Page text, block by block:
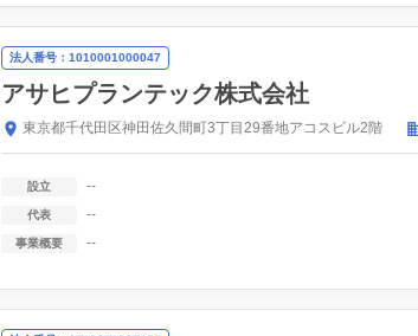
法人番号：1010001000047
アサヒプランテック株式会社
東京都千代田区神田佐久間町3丁目29番地アコスビル2階
設立 --
代表 --
事業概要 --